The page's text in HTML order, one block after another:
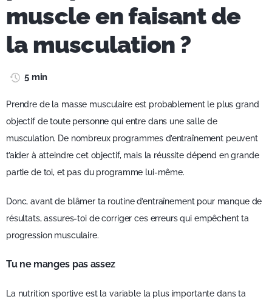
muscle en faisant de
la musculation ?
5 min
Prendre de la masse musculaire est probablement le plus grand
objectif de toute personne qui entre dans une salle de
musculation. De nombreux programmes d’entraînement peuvent
t’aider à atteindre cet objectif, mais la réussite dépend en grande
partie de toi, et pas du programme lui-même.
Donc, avant de blâmer ta routine d’entraînement pour manque de
résultats, assures-toi de corriger ces erreurs qui empêchent ta
progression musculaire.
Tu ne manges pas assez
La nutrition sportive est la variable la plus importante dans ta